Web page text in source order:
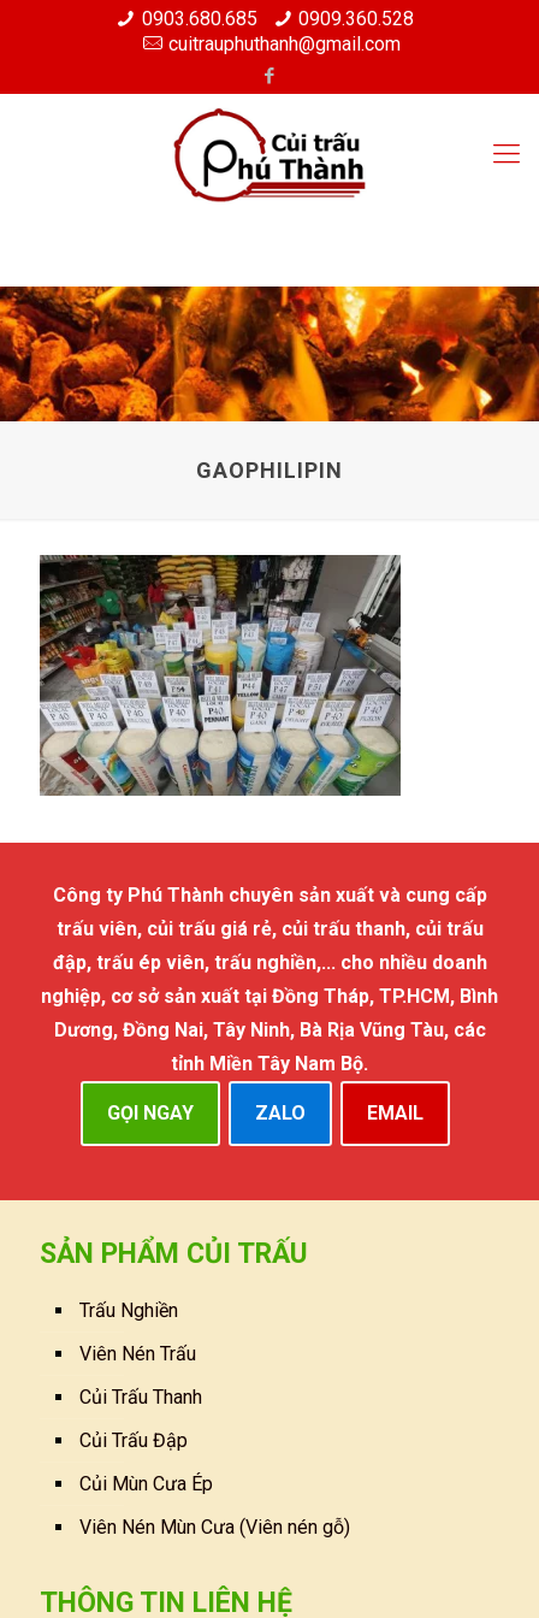
0903.680.685
0909.360.528
cuitrauphuthanh@gmail.com
GAOPHILIPIN
Công ty Phú Thành chuyên sản xuất và cung cấp
trấu viên, củi trấu giá rẻ, củi trấu thanh, củi trấu
đập, trấu ép viên, trấu nghiền,... cho nhiều doanh
nghiệp, cơ sở sản xuất tại Đồng Tháp, TP.HCM, Bình
Dương, Đồng Nai, Tây Ninh, Bà Rịa Vũng Tàu, các
tỉnh Miền Tây Nam Bộ.
GỌI NGAY ZALO EMAIL
SẢN PHẨM CỦI TRẤU
Trấu Nghiền
Viên Nén Trấu
Củi Trấu Thanh
Củi Trấu Đập
Củi Mùn Cưa Ép
Viên Nén Mùn Cưa (Viên nén gỗ)
THÔNG TIN LIÊN HỆ